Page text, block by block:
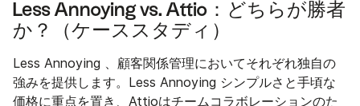
Less Annoying vs. Attio：どちらが勝者
か？（ケーススタディ）
Less Annoying 、顧客関係管理においてそれぞれ独自の
強みを提供します。Less Annoying シンプルさと手頃な
価格に重点を置き、Attioはチームコラボレーションのた